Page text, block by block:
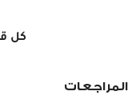
كل
المراجعات